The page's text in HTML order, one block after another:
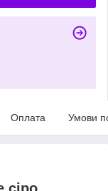
Оплата Умови